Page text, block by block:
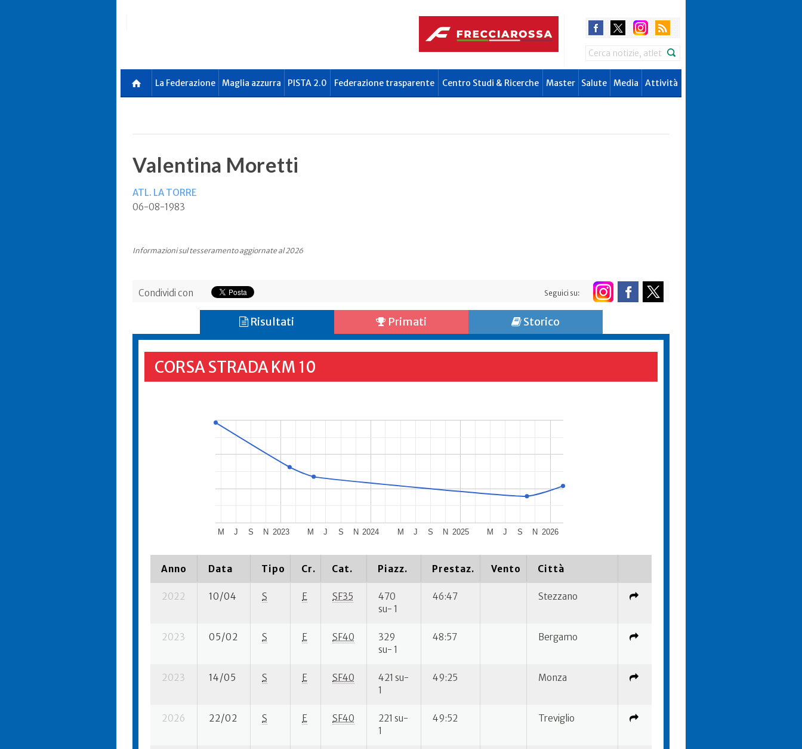
Search
La Federazione Maglia azzurra PISTA 2.0 Federazione trasparente Centro Studi & Ricerche Master Salute Media Attività
Valentina Moretti
ATL. LA TORRE
06-08-1983
Informazioni sul tesseramento aggiornate al 2026
Condividi con Seguici su:
Risultati Primati Storico
CORSA STRADA KM 10
2023 2024 2025 2026
M J S N M J S N M J S N M J S N
Anno Data Tipo Cr. Cat. Piazz. Prestaz. Vento Città
2022 10/04 S E SF35
470
su- 1
46:47 Stezzano
2023 05/02 S E SF40
329
su- 1
48:57 Bergamo
2023 14/05 S E SF40
421 su-
1
49:25 Monza
2026 22/02 S E SF40
221 su-
1
49:52 Treviglio